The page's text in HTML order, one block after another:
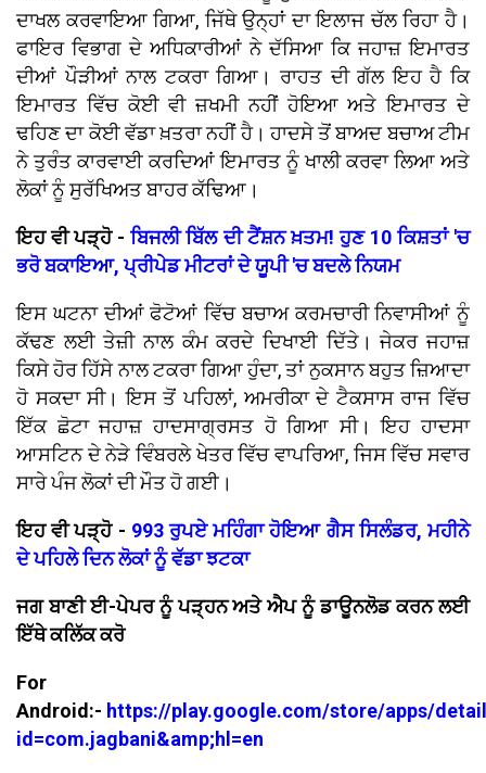
ਦਾਖਲ ਕਰਵਾਇਆ ਗਿਆ, ਜਿੱਥੇ ਉਨ੍ਹਾਂ ਦਾ ਇਲਾਜ ਚੱਲ ਰਿਹਾ ਹੈ।
ਫਾਇਰ ਵਿਭਾਗ ਦੇ ਅਧਿਕਾਰੀਆਂ ਨੇ ਦੱਸਿਆ ਕਿ ਜਹਾਜ਼ ਇਮਾਰਤ
ਦੀਆਂ ਪੌੜੀਆਂ ਨਾਲ ਟਕਰਾ ਗਿਆ। ਰਾਹਤ ਦੀ ਗੱਲ ਇਹ ਹੈ ਕਿ
ਇਮਾਰਤ ਵਿੱਚ ਕੋਈ ਵੀ ਜ਼ਖਮੀ ਨਹੀਂ ਹੋਇਆ ਅਤੇ ਇਮਾਰਤ ਦੇ
ਢਹਿਣ ਦਾ ਕੋਈ ਵੱਡਾ ਖ਼ਤਰਾ ਨਹੀਂ ਹੈ। ਹਾਦਸੇ ਤੋਂ ਬਾਅਦ ਬਚਾਅ ਟੀਮ
ਨੇ ਤੁਰੰਤ ਕਾਰਵਾਈ ਕਰਦਿਆਂ ਇਮਾਰਤ ਨੂੰ ਖਾਲੀ ਕਰਵਾ ਲਿਆ ਅਤੇ
ਲੋਕਾਂ ਨੂੰ ਸੁਰੱਖਿਅਤ ਬਾਹਰ ਕੱਢਿਆ।
ਇਹ ਵੀ ਪੜ੍ਹੋ -ਬਿਜਲੀ ਬਿੱਲ ਦੀ ਟੈਂਸ਼ਨ ਖ਼ਤਮ! ਹੁਣ 10 ਕਿਸ਼ਤਾਂ 'ਚ
ਭਰੋ ਬਕਾਇਆ, ਪ੍ਰੀਪੇਡ ਮੀਟਰਾਂ ਦੇ ਯੂਪੀ 'ਚ ਬਦਲੇ ਨਿਯਮ
ਇਸ ਘਟਨਾ ਦੀਆਂ ਫੋਟੋਆਂ ਵਿੱਚ ਬਚਾਅ ਕਰਮਚਾਰੀ ਨਿਵਾਸੀਆਂ ਨੂੰ
ਕੱਢਣ ਲਈ ਤੇਜ਼ੀ ਨਾਲ ਕੰਮ ਕਰਦੇ ਦਿਖਾਈ ਦਿੱਤੇ। ਜੇਕਰ ਜਹਾਜ਼
ਕਿਸੇ ਹੋਰ ਹਿੱਸੇ ਨਾਲ ਟਕਰਾ ਗਿਆ ਹੁੰਦਾ, ਤਾਂ ਨੁਕਸਾਨ ਬਹੁਤ ਜ਼ਿਆਦਾ
ਹੋ ਸਕਦਾ ਸੀ। ਇਸ ਤੋਂ ਪਹਿਲਾਂ, ਅਮਰੀਕਾ ਦੇ ਟੈਕਸਾਸ ਰਾਜ ਵਿੱਚ
ਇੱਕ ਛੋਟਾ ਜਹਾਜ਼ ਹਾਦਸਾਗ੍ਰਸਤ ਹੋ ਗਿਆ ਸੀ। ਇਹ ਹਾਦਸਾ
ਆਸਟਿਨ ਦੇ ਨੇੜੇ ਵਿੰਬਰਲੇ ਖੇਤਰ ਵਿੱਚ ਵਾਪਰਿਆ, ਜਿਸ ਵਿੱਚ ਸਵਾਰ
ਸਾਰੇ ਪੰਜ ਲੋਕਾਂ ਦੀ ਮੌਤ ਹੋ ਗਈ।
ਇਹ ਵੀ ਪੜ੍ਹੋ - 993 ਰੁਪਏ ਮਹਿੰਗਾ ਹੋਇਆ ਗੈਸ ਸਿਲੰਡਰ, ਮਹੀਨੇ
ਦੇ ਪਹਿਲੇ ਦਿਨ ਲੋਕਾਂ ਨੂੰ ਵੱਡਾ ਝਟਕਾ
ਜਗ ਬਾਣੀ ਈ-ਪੇਪਰ ਨੂੰ ਪੜ੍ਹਨ ਅਤੇ ਐਪ ਨੂੰ ਡਾਊਨਲੋਡ ਕਰਨ ਲਈ
ਇੱਥੇ ਕਲਿੱਕ ਕਰੋ
For
Android:- https://play.google.com/store/apps/
id=com.jagbani&amp;hl=en